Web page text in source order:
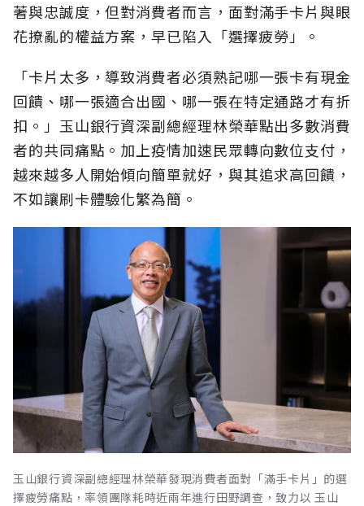
著與忠誠度，但對消費者而言，面對滿手卡片與眼
花撩亂的權益方案，早已陷入「選擇疲勞」。
「卡片太多，導致消費者必須熟記哪一張卡有現金
回饋、哪一張適合出國、哪一張在特定通路才有折
扣。」玉山銀行資深副總經理林榮華點出多數消費
者的共同痛點。加上疫情加速民眾轉向數位支付，
越來越多人開始傾向簡單就好，與其追求高回饋，
不如讓刷卡體驗化繁為簡。
玉山銀行資深副總經理林榮華發現消費者面對「滿手卡片」的選
擇疲勞痛點，率領團隊耗時近兩年進行田野調查，致力以 玉山